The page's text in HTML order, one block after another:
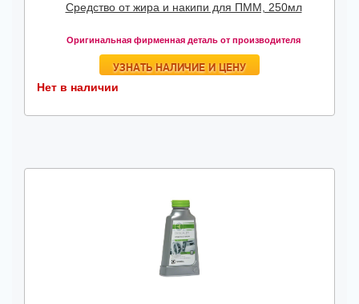
Средство от жира и накипи для ПММ, 250мл
Оригинальная фирменная деталь от производителя
УЗНАТЬ НАЛИЧИЕ И ЦЕНУ
Нет в наличии